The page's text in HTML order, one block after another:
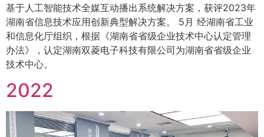
基于人工智能技术全媒互动播出系统解决方案，获评2023年
湖南省信息技术应用创新典型解决方案。 5月 经湖南省工业
和信息化厅组织，根据《湖南省省级企业技术中心认定管理
办法》，认定湖南双菱电子科技有限公司为湖南省省级企业
技术中心。
2022